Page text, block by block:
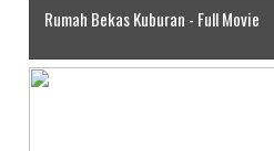
Rumah Bekas Kuburan - Full Movie